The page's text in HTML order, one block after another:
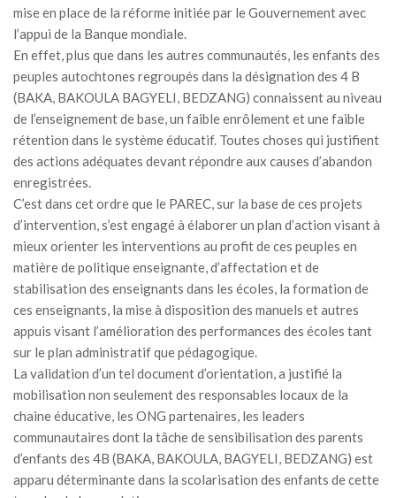
LANGUES
mise en place de la réforme initiée par le Gouvernement avec
l’appui de la Banque mondiale.
En effet, plus que dans les autres communautés, les enfants des
peuples autochtones regroupés dans la désignation des 4 B
(BAKA, BAKOULA BAGYELI, BEDZANG) connaissent au niveau
de l’enseignement de base, un faible enrôlement et une faible
rétention dans le système éducatif. Toutes choses qui justifient
des actions adéquates devant répondre aux causes d’abandon
enregistrées.
C’est dans cet ordre que le PAREC, sur la base de ces projets
d’intervention, s’est engagé à élaborer un plan d’action visant à
mieux orienter les interventions au profit de ces peuples en
matière de politique enseignante, d’affectation et de
stabilisation des enseignants dans les écoles, la formation de
ces enseignants, la mise à disposition des manuels et autres
appuis visant l’amélioration des performances des écoles tant
sur le plan administratif que pédagogique.
La validation d’un tel document d’orientation, a justifié la
mobilisation non seulement des responsables locaux de la
chaine éducative, les ONG partenaires, les leaders
communautaires dont la tâche de sensibilisation des parents
d’enfants des 4B (BAKA, BAKOULA, BAGYELI, BEDZANG) est
apparu déterminante dans la scolarisation des enfants de cette